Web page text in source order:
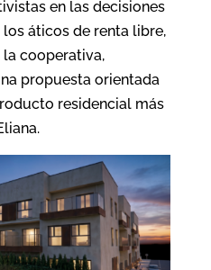
en las decisiones
áticos de renta libre,
cooperativa,
propuesta orientada
residencial más